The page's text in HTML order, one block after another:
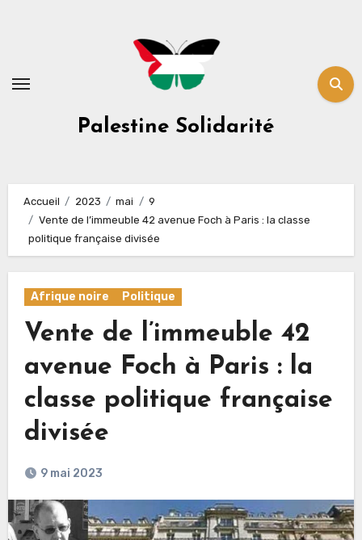
Palestine Solidarité
Accueil 2023 mai
9
Vente de l’immeuble 42 avenue Foch à Paris : la classe
politique française divisée
Afrique noire Politique
Vente de l’immeuble 42
avenue Foch à Paris : la
classe politique française
divisée
9 mai 2023